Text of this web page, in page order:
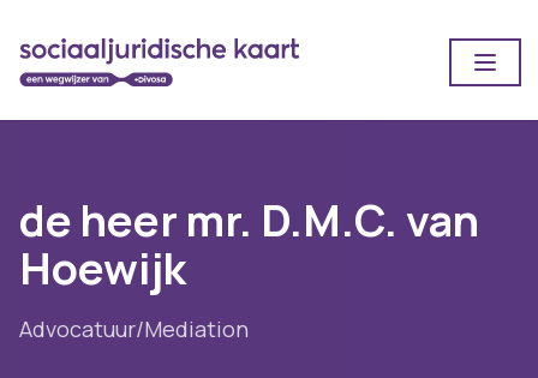
de heer mr. D.M.C. van
Hoewijk
Advocatuur/Mediation